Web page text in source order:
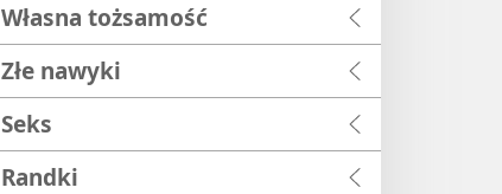
Własna tożsamość
Złe nawyki
Seks
Randki